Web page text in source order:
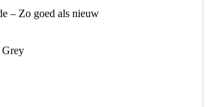
– Zo goed als nieuw
Grey